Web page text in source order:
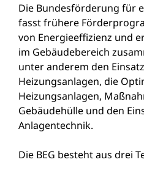
Die Bundesförderung für
fasst frühere
von Energieeffizienz und
im Gebäudebereich
unter anderem den
Heizungsanlagen, die
Heizungsanlagen,
Gebäudehülle und den
Anlagentechnik.
Die BEG besteht aus drei